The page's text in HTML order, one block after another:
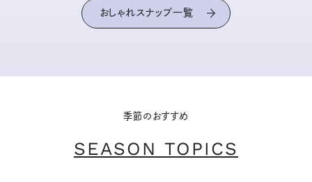
おしゃれスナップ一覧
季節のおすすめ
SEASON TOPICS